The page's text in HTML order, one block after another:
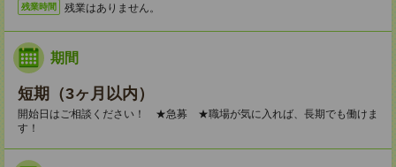
残業時間 残業はありません。
期間
短期（3ヶ月以内）
開始日はご相談ください！ ★急募 ★職場が気に入れば、長期でも働けま
す！